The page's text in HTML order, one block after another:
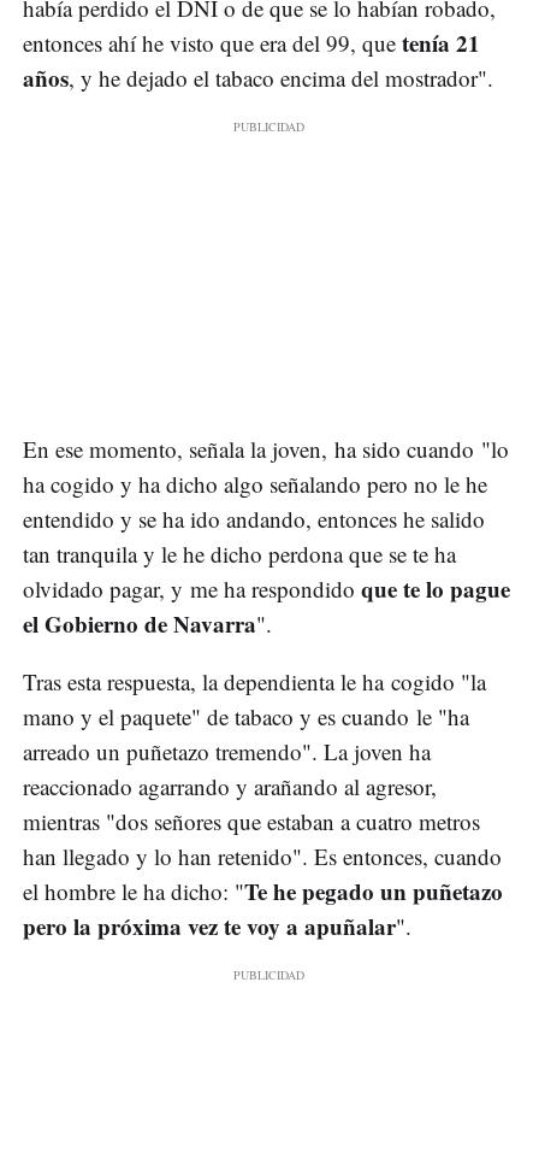
había perdido el DNI o de que se lo habían robado,
entonces ahí he visto que era del 99, que tenía 21
años, y he dejado el tabaco encima del mostrador".
En ese momento, señala la joven, ha sido cuando "lo
ha cogido y ha dicho algo señalando pero no le he
entendido y se ha ido andando, entonces he salido
tan tranquila y le he dicho perdona que se te ha
olvidado pagar, y me ha respondido que te lo pague
el Gobierno de Navarra".
Tras esta respuesta, la dependienta le ha cogido "la
mano y el paquete" de tabaco y es cuando le "ha
arreado un puñetazo tremendo". La joven ha
reaccionado agarrando y arañando al agresor,
mientras "dos señores que estaban a cuatro metros
han llegado y lo han retenido". Es entonces, cuando
el hombre le ha dicho: "Te he pegado un puñetazo
pero la próxima vez te voy a apuñalar".